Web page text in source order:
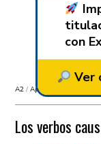
con
Ver
A2 / Aprender inglés
Los verbos